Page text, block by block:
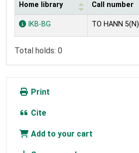
Holdings
Home library Call number
IKB-BG TO HANN 5(N)
Total holds: 0
Print
Cite
Add to your cart